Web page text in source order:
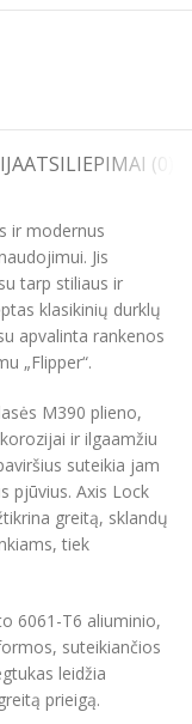
ATSILIEPIMAI (0)
ir modernus
Jis
tarp stiliaus ir
klasikinių durklų
apvalinta rankenos
„Flipper“.
M390 plieno,
ir ilgaamžiu
suteikia jam
pjūvius. Axis Lock
greitą, sklandų
tiek
6061-T6 aliuminio,
suteikiančios
leidžia
prieigą.